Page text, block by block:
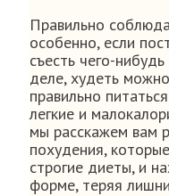
Правильно
особенно, если
съесть чего-
деле, худеть
правильно
легкие и
мы расскажем вам
похудения,
строгие диеты, и
форме, теряя